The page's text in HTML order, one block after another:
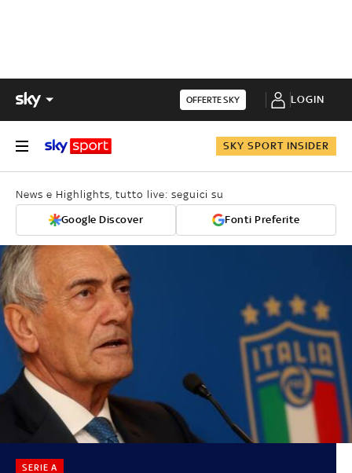
OFFERTE SKY LOGIN
SKY SPORT INSIDER
News e Highlights, tutto live: seguici su
Google Discover Fonti Preferite
SERIE A